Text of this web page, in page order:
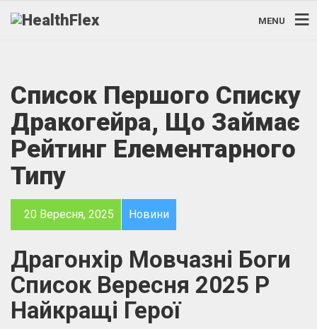
MENU
Список Першого Списку
Дракогейра, Що Займає
Рейтинг Елементарного
Типу
20 Вересня, 2025 Новини
Драгонхір Мовчазні Боги
Список Вересня 2025 Р
Найкращі Герої